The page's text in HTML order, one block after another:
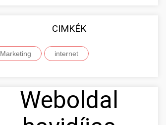
CIMKÉK
Marketing internet
Weboldal